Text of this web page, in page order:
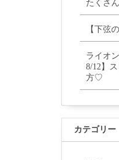
たくさ
【下弦
ライオ
8/12】
方♡
カテゴリー